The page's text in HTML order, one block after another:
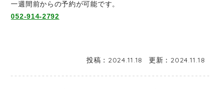
一週間前からの予約が可能です。
052-914-2792
投稿： 2024.11.18 更新： 2024.11.18